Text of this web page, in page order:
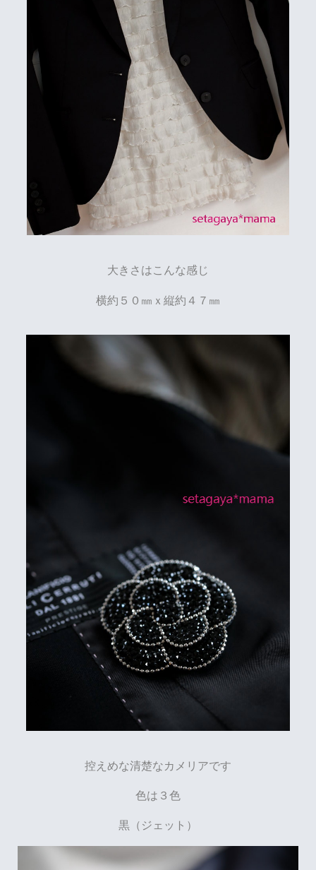
大きさはこんな感じ
横約５０㎜ｘ縦約４７㎜
控えめな清楚なカメリアです
色は３色
黒（ジェット）